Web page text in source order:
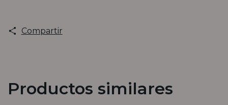
Compartir
Productos similares